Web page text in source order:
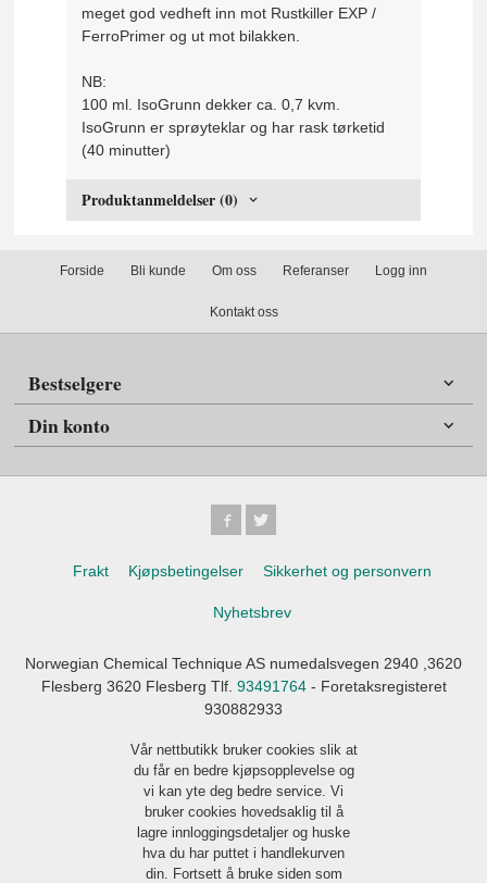
meget god vedheft inn mot Rustkiller EXP /
FerroPrimer og ut mot bilakken.
NB:
100 ml. IsoGrunn dekker ca. 0,7 kvm.
IsoGrunn er sprøyteklar og har rask tørketid
(40 minutter)
Produktanmeldelser (0)
Forside Bli kunde Om oss Referanser Logg inn
Kontakt oss
Bestselgere
Din konto
Frakt Kjøpsbetingelser Sikkerhet og personvern
Nyhetsbrev
Norwegian Chemical Technique AS numedalsvegen 2940 ,3620
Flesberg 3620 Flesberg Tlf. 93491764- Foretaksregisteret
930882933
Vår nettbutikk bruker cookies slik at
du får en bedre kjøpsopplevelse og
vi kan yte deg bedre service. Vi
bruker cookies hovedsaklig til å
lagre innloggingsdetaljer og huske
hva du har puttet i handlekurven
din. Fortsett å bruke siden som